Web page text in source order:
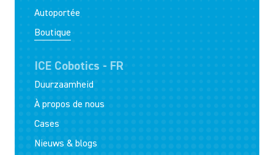
Autoportée
Boutique
ICE Cobotics - FR
Duurzaamheid
À propos de nous
Cases
Nieuws & blogs